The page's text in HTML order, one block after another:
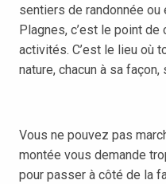
sentiers de randonnée ou
Plagnes, c’est le point
activités. C’est le lieu où
nature, chacun à sa façon,
Vous ne pouvez pas
montée vous demande
pour passer à côté de la